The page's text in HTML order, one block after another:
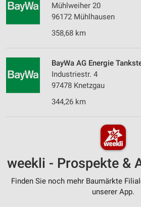
Mühlweiher 20
96172 Mühlhausen
358,68 km
BayWa AG Energie
Industriestr. 4
97478 Knetzgau
344,26 km
weekli - Prospekte &
Finden Sie noch mehr Baumärkte
unserer App.